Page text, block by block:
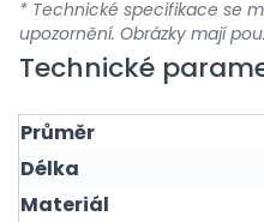
* Technické specifikace se
upozornění. Obrázky mají
Technické
Průměr
Délka
Materiál